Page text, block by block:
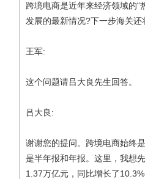
跨境电商是近年来经济领域的
发展的最新情况?下一步海关
王军:
这个问题请吕大良先生回答。
吕大良:
谢谢您的提问。跨境电商始终
是半年报和年报。这里，我想
1.37万亿元，同比增长了